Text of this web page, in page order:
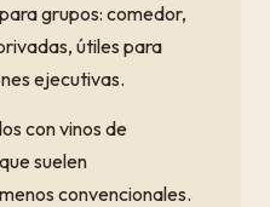
grupos: comedor,
útiles para
ejecutivas.
con vinos de
suelen
convencionales.